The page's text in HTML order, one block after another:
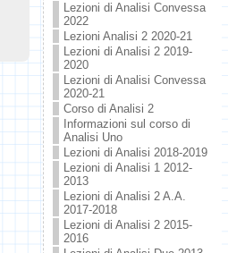
Lezioni di Analisi Convessa
2022
Lezioni Analisi 2 2020-21
Lezioni di Analisi 2 2019-
2020
Lezioni di Analisi Convessa
2020-21
Corso di Analisi 2
Informazioni sul corso di
Analisi Uno
Lezioni di Analisi 2018-2019
Lezioni di Analisi 1 2012-
2013
Lezioni di Analisi 2 A.A.
2017-2018
Lezioni di Analisi 2 2015-
2016